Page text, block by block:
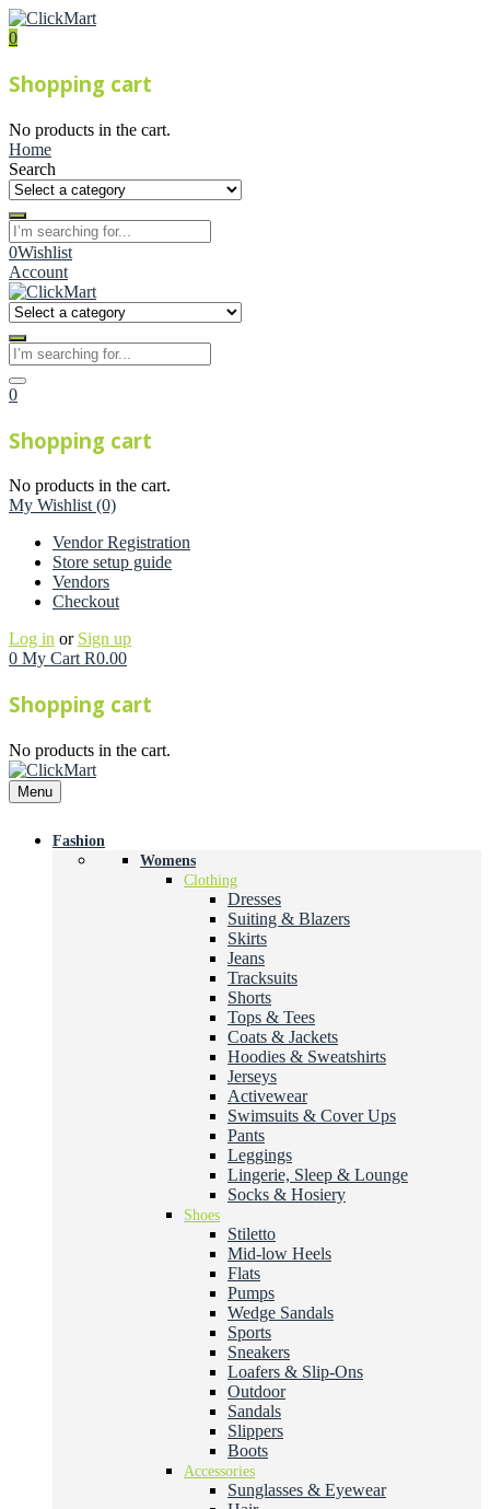
0
Shopping cart
No products in the cart.
Home
Search
0Wishlist
Account
0
Shopping cart
No products in the cart.
My Wishlist (0)
Vendor Registration
Store setup guide
Vendors
Checkout
Log in or Sign up
0 My Cart R0.00
Shopping cart
No products in the cart.
Menu
Fashion
Womens
Clothing
Dresses
Suiting & Blazers
Skirts
Jeans
Tracksuits
Shorts
Tops & Tees
Coats & Jackets
Hoodies & Sweatshirts
Jerseys
Activewear
Swimsuits & Cover Ups
Pants
Leggings
Lingerie, Sleep & Lounge
Socks & Hosiery
Shoes
Stiletto
Mid-low Heels
Flats
Pumps
Wedge Sandals
Sports
Sneakers
Loafers & Slip-Ons
Outdoor
Sandals
Slippers
Boots
Accessories
Sunglasses & Eyewear